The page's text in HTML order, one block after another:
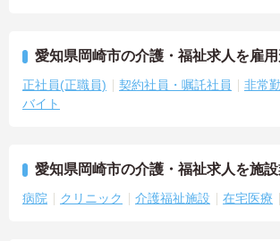
愛知県岡崎市の介護・福祉求人を雇
正社員(正職員) 契約社員・嘱託社員
非常
バイト
愛知県岡崎市の介護・福祉求人を施
病院 クリニック 介護福祉施設 在宅医療